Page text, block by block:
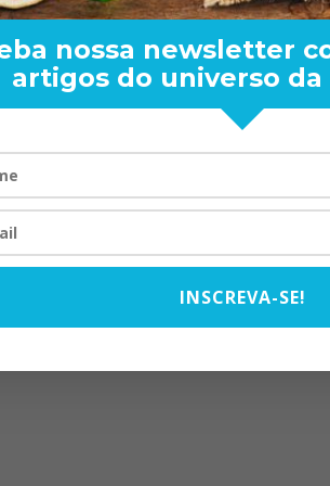
RAND
VISTA
nossa newsletter
artigos do universo
INSCREVA-SE!